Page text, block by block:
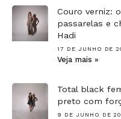
Couro verniz:
passarelas e
Hadi
17 DE JUNHO DE
Veja mais »
Total black
preto com
9 DE JUNHO DE